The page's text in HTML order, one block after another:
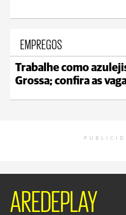
EMPREGOS
Trabalhe como
Grossa; confira as
AREDEPLAY